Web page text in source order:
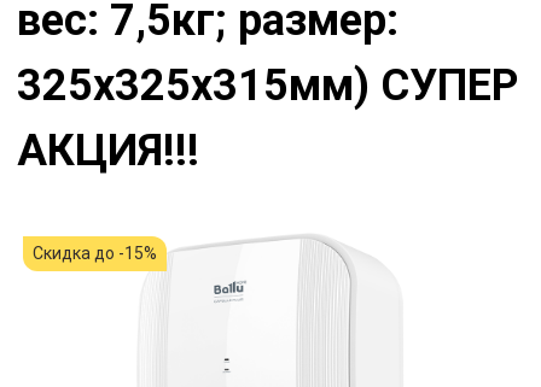
вес: 7,5кг; размер:
325x325x315мм) СУПЕР
АКЦИЯ!!!
Скидка до -15%